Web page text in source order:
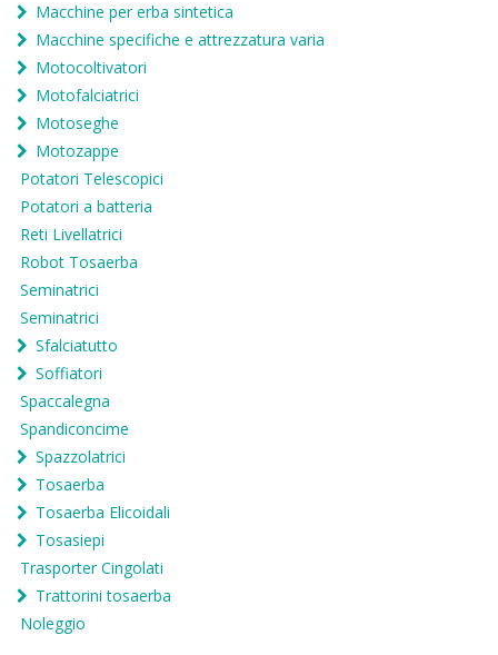
Macchine per erba sintetica
Macchine specifiche e attrezzatura varia
Motocoltivatori
Motofalciatrici
Motoseghe
Motozappe
Potatori Telescopici
Potatori a batteria
Reti Livellatrici
Robot Tosaerba
Seminatrici
Seminatrici
Sfalciatutto
Soffiatori
Spaccalegna
Spandiconcime
Spazzolatrici
Tosaerba
Tosaerba Elicoidali
Tosasiepi
Trasporter Cingolati
Trattorini tosaerba
Noleggio